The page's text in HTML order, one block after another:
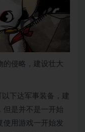
的侵略，建设壮大
下达军事装备，建
但是并不是一开始
使用游戏一开始发